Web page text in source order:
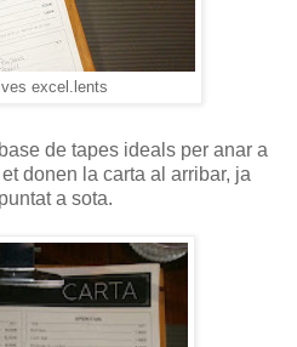
excel.lents
de tapes ideals per anar a
donen la carta al arribar, ja
a sota.